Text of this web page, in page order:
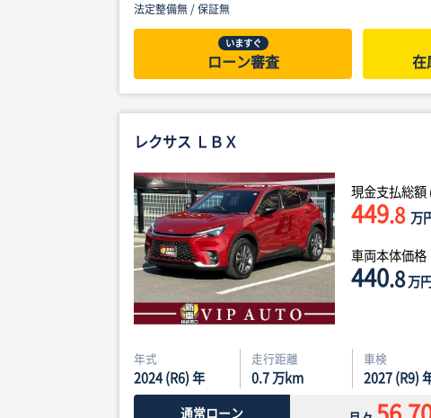
法定整備無 /保証無
いますぐ
ローン審査 在
レクサス ＬＢＸ
現金支払総額
449.8 万
車両本体価格
440.8万
年式
2024 (R6) 年
走行距離
0.7万km
車検
2027 (R9)
通常ローン